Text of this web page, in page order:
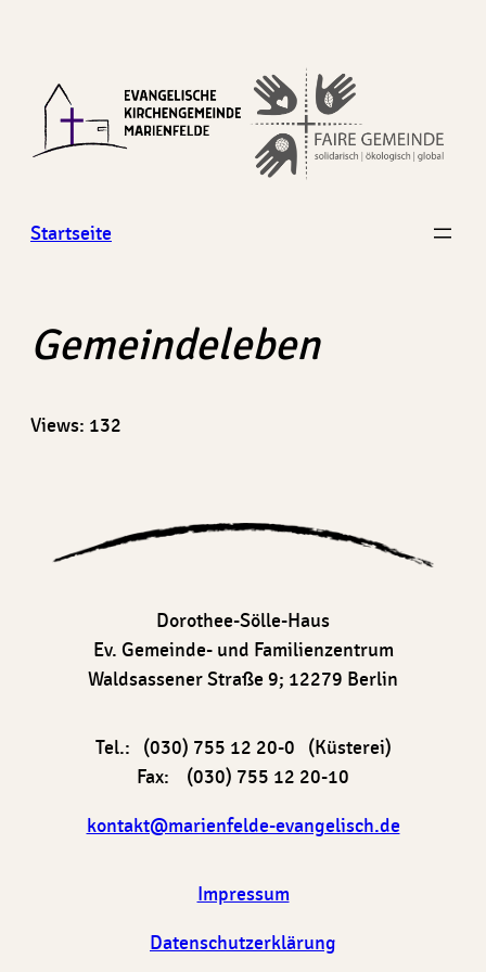
springen
Startseite
Gemeindeleben
Views: 132
Dorothee-Sölle-Haus
Ev. Gemeinde- und Familienzentrum
Waldsassener Straße 9; 12279 Berlin
Tel.: (030) 755 12 20-0 (Küsterei)
Fax: (030) 755 12 20-10
kontakt@marienfelde-evangelisch.de
Impressum
Datenschutzerklärung